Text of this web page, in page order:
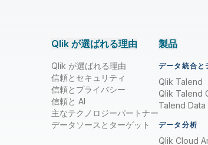
Qlik が選ばれる理由
Qlik が選ばれる理由
信頼とセキュリティ
信頼とプライバシー
信頼と AI
主なテクノロジーパートナー
データソースとターゲット
製品
データ統合と
Qlik Talend
Qlik Talend
Talend Data
データ分析
Qlik Cloud